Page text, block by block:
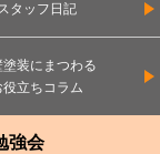
タッフ日記
塗装にまつわる
役立ちコラム
強会